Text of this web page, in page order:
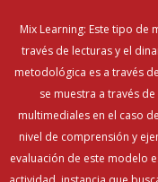
Mix Learning: Este tipo de
través de lecturas y el
metodológica es a través
se muestra a través
multimediales en el caso
nivel de comprensión y
evaluación de este modelo